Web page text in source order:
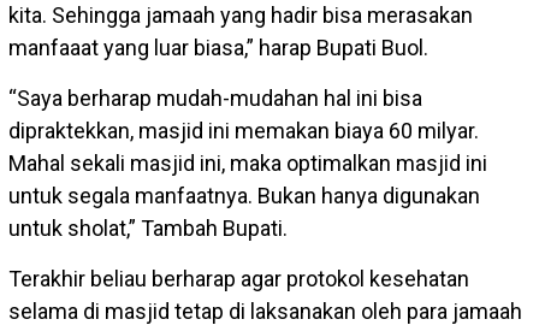
kita. Sehingga jamaah yang hadir bisa merasakan
manfaaat yang luar biasa,” harap Bupati Buol.
“Saya berharap mudah-mudahan hal ini bisa
dipraktekkan, masjid ini memakan biaya 60 milyar.
Mahal sekali masjid ini, maka optimalkan masjid ini
untuk segala manfaatnya. Bukan hanya digunakan
untuk sholat,” Tambah Bupati.
Terakhir beliau berharap agar protokol kesehatan
selama di masjid tetap di laksanakan oleh para jamaah